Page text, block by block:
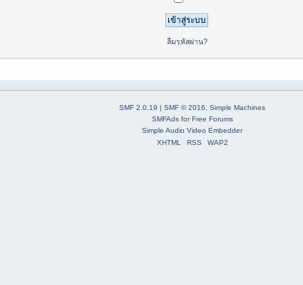
ลืมรหัสผ่าน?
SMF 2.0.19 | SMF © 2016
Simple Machines
SMFAdsforFree Forums
Simple Audio Video Embedder
XHTML
RSS WAP2